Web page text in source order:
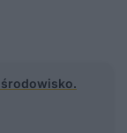
środowisko.